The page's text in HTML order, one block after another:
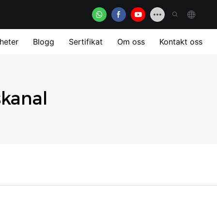
Blogg Sertifikat Om oss Kontakt oss